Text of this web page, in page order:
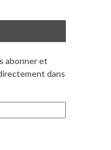
abonner et
dans